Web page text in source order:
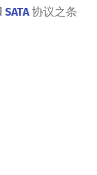
SATA协议之条